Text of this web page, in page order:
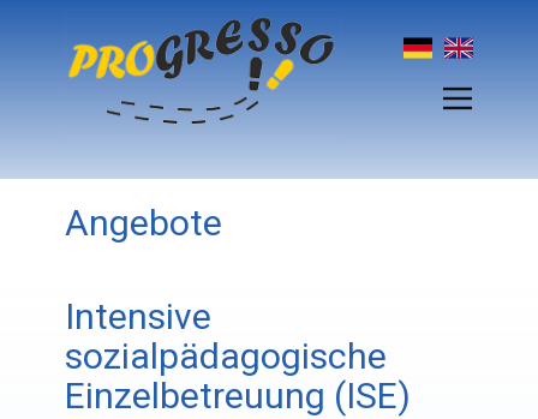
Angebote
Intensive
sozialpädagogische
Einzelbetreuung (ISE)